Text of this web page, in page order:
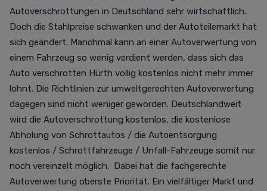
Autoverschrottungen in Deutschland sehr wirtschaftlich.
Doch die Stahlpreise schwanken und der Autoteilemarkt hat
sich geändert. Manchmal kann an einer Autoverwertung von
einem Fahrzeug so wenig verdient werden, dass sich das
Auto verschrotten Hürth völlig kostenlos nicht mehr immer
lohnt. Die Richtlinien zur umweltgerechten Autoverwertung
dagegen sind nicht weniger geworden. Deutschlandweit
wird die Autoverschrottung kostenlos, die kostenlose
Abholung von Schrottautos / die Autoentsorgung
kostenlos / Schrottfahrzeuge / Unfall-Fahrzeuge somit nur
noch vereinzelt möglich. Dabei hat die fachgerechte
Autoverwertung oberste Priorität. Ein vielfältiger Markt und